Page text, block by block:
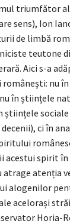
triumfător
sens), Ion
de limbă
teutone
Aici s-a
nu
în științele
științele
ci în
spirit
atenția
alogenilor
acelorași
Horia-